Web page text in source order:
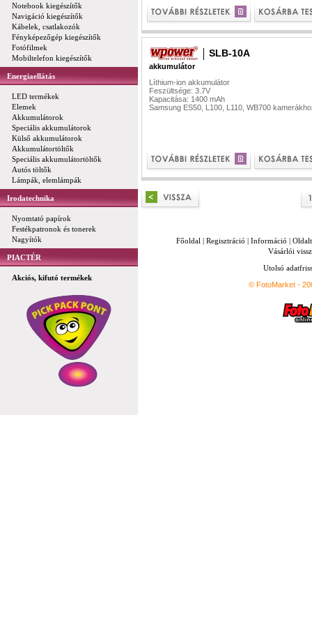
Notebook kiegészítők
Navigáció kiegészítők
Kábelek, csatlakozók
Fényképezőgép kiegészítők
Fotófilmek
Mobiltelefon kiegészítők
Energiaellátás
LED termékek
Elemek
Akkumulátorok
Speciális akkumulátorok
Külső akkumulátorok
Akkumulátortöltők
Speciális akkumulátortöltők
Autós töltők
Lámpák, elemlámpák
Irodatechnika
Nyomtató papírok
Festékpatronok és tonerek
Nagyítók
PIACTÉR
Akciós, kifutó termékek
SLB-10A
akkumulátor
Líthium-ion akkumulátor
Feszültsége: 3.7V
Kapacitása: 1400 mAh
Samsung ES50, L100, L110, WB700
Főoldal | Regisztráció | Információ |
Vásárlói
Utolsó
© FotoMarket -